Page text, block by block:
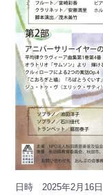
日時 2025年2月16日